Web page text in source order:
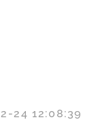
24 12:08:39